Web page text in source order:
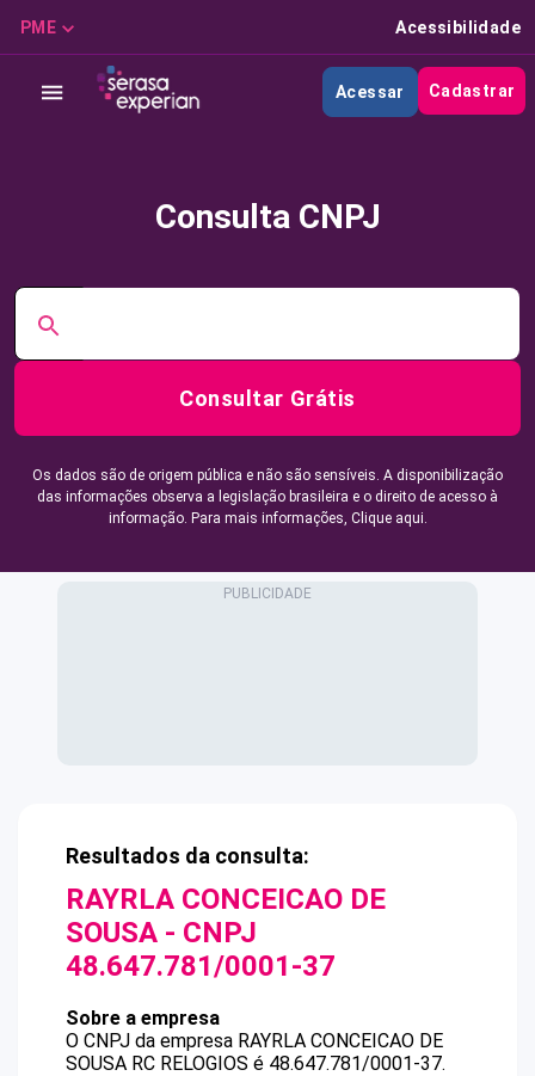
PME Acessibilidade
Acessar Cadastrar
Consulta CNPJ
Consultar Grátis
Os dados são de origem pública e não são sensíveis. A disponibilização
das informações observa a legislação brasileira e o direito de acesso à
informação. Para mais informações, Clique aqui.
Resultados da consulta:
RAYRLA CONCEICAO DE
SOUSA - CNPJ
48.647.781/0001-37
Sobre a empresa
O CNPJ da empresa RAYRLA CONCEICAO DE
SOUSA RC RELOGIOS é 48.647.781/0001-37.